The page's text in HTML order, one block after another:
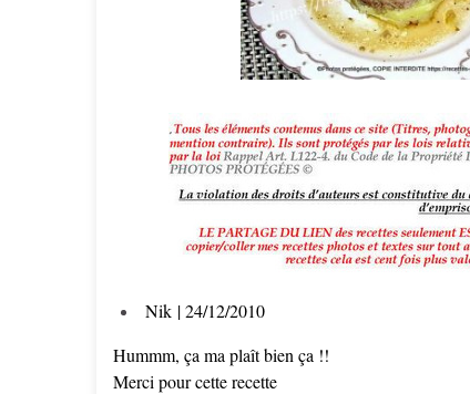
Nik | 24/12/2010
Hummm, ça ma plaît bien ça !!
Merci pour cette recette